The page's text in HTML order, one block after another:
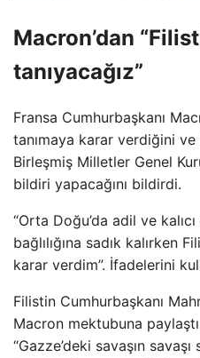
Macron’dan
tanıyacağız”
Fransa Cumhurbaşkanı
tanımaya karar verdiğini ve
Birleşmiş Milletler Genel
bildiri yapacağını bildirdi.
“Orta Doğu’da adil ve
bağlılığına sadık kalırken
karar verdim”. İfadelerini
Filistin Cumhurbaşkanı
Macron mektubuna
“Gazze’deki savaşın